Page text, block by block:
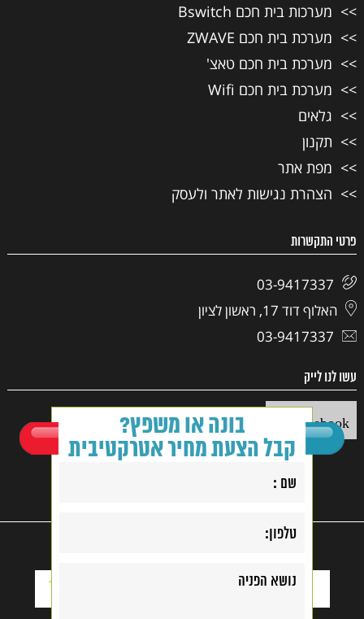
בונה או משפץ?
קבל הצעת מחיר אטרקטיבית
מערכות בית חכם Bswitch
מערכת בית חכם ZWAVE
מערכת בית חכם טאצ'
מערכת בית חכם Wifi
גלאים
תקנון
מפת אתר
הצהרת נגישות לאתר ולעסק
פרטי התקשרות
03-9417337
האלוף דוד 17, ראשון לציון
03-9417337
עשו לנו לייק
Facebook